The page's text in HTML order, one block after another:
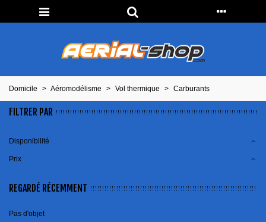
Domicile > Aéromodélisme > Vol thermique > Carburants
FILTRER PAR
Disponibilité
Prix
REGARDÉ RÉCEMMENT
Pas d'objet